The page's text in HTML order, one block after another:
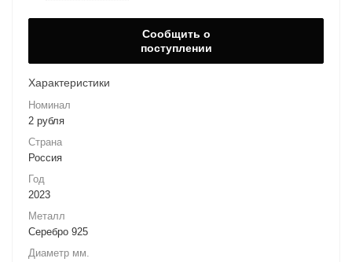
Сообщить о
поступлении
Характеристики
Номинал
2 рубля
Страна
Россия
Год
2023
Металл
Серебро 925
Диаметр мм.